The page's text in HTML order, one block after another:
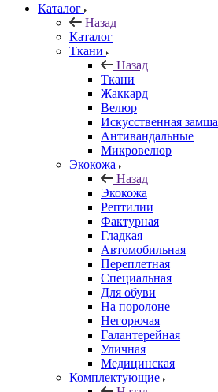
Каталог
Назад
Каталог
Ткани
Назад
Ткани
Жаккард
Велюр
Искусственная замша
Антивандальные
Микровелюр
Экокожа
Назад
Экокожа
Рептилии
Фактурная
Гладкая
Автомобильная
Переплетная
Специальная
Для обуви
На поролоне
Негорючая
Галантерейная
Уличная
Медицинская
Комплектующие